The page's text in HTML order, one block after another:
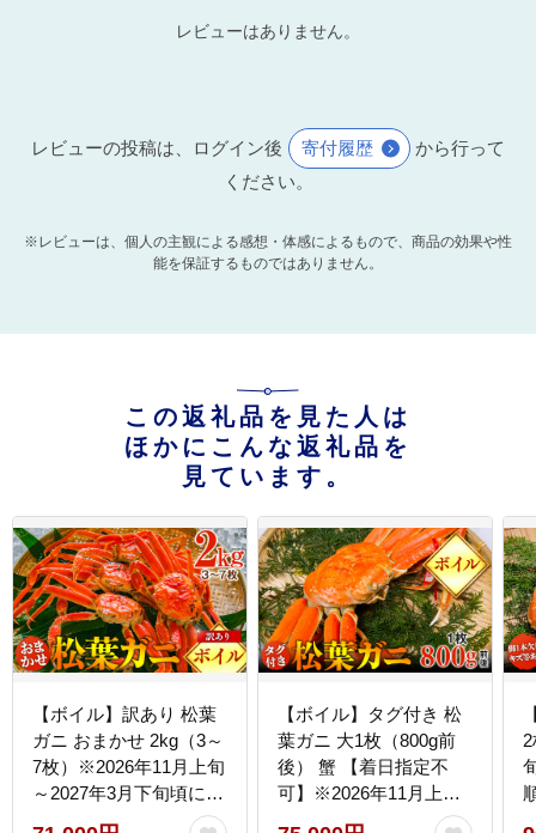
レビューはありません。
レビューの投稿は、ログイン後 寄付履歴
から行って
ください。
※レビューは、個人の主観による感想・体感によるもので、商品の効果や性
能を保証するものではありません。
この返礼品を見た人は
ほかにこんな返礼品を
見ています。
【ボイル】訳あり 松葉
ガニ おまかせ 2kg（3～
7枚）※2026年11月上旬
～2027年3月下旬頃に順
次発送予定 蟹 ※着日指
【ボイル】タグ付き 松
葉ガニ 大1枚（800g前
後） 蟹 【着日指定不
可】※2026年11月上旬
～2027年3月下旬頃に順